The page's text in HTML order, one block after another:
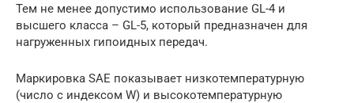
Тем не менее допустимо использование GL-4 и
высшего класса – GL-5, который предназначен для
нагруженных гипоидных передач.
Маркировка SAE показывает низкотемпературную
(число с индексом W) и высокотемпературную